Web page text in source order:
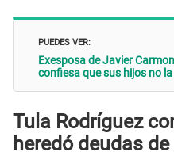
PUEDES VER:
Exesposa de Javier
confiesa que sus hijos no
Tula Rodríguez
heredó deudas